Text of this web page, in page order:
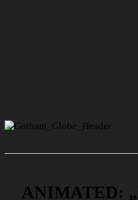
ANIMATED: